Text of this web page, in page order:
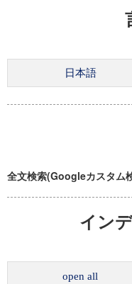
全文検索(Googleカスタム
イン
open all